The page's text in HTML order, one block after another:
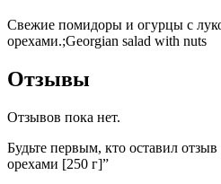
Свежие помидоры и огурцы с
орехами.;Georgian salad with nuts
Отзывы
Отзывов пока нет.
Будьте первым, кто оставил
орехами [250 г]”